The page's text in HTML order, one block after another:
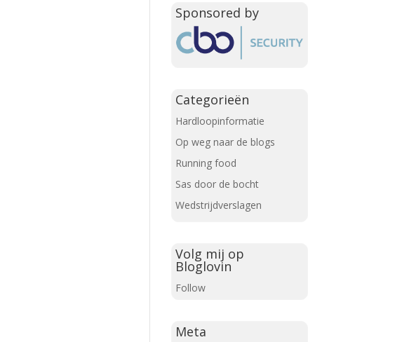
Sponsored by
Categorieën
Hardloopinformatie
Op weg naar de blogs
Running food
Sas door de bocht
Wedstrijdverslagen
Volg mij op
Bloglovin
Follow
Meta